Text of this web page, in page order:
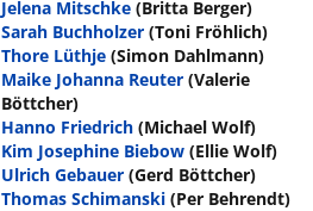
Jelena Mitschke (Britta Berger)
Sarah Buchholzer (Toni Fröhlich)
Thore Lüthje (Simon Dahlmann)
Maike Johanna Reuter (Valerie
Böttcher)
Hanno Friedrich (Michael Wolf)
Kim Josephine Biebow (Ellie Wolf)
Ulrich Gebauer (Gerd Böttcher)
Thomas Schimanski (Per Behrendt)